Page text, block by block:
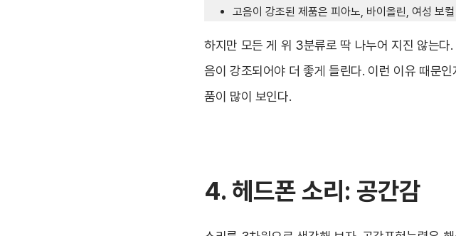
고음이 강조된 제품은 피아노, 바이올린, 여성 보
하지만 모든 게 위 3분류로 딱 나누어 지진 않는
음이 강조되어야 더 좋게 들린다. 이런 이유 때문
품이 많이 보인다.
4. 헤드폰 소리: 공간감